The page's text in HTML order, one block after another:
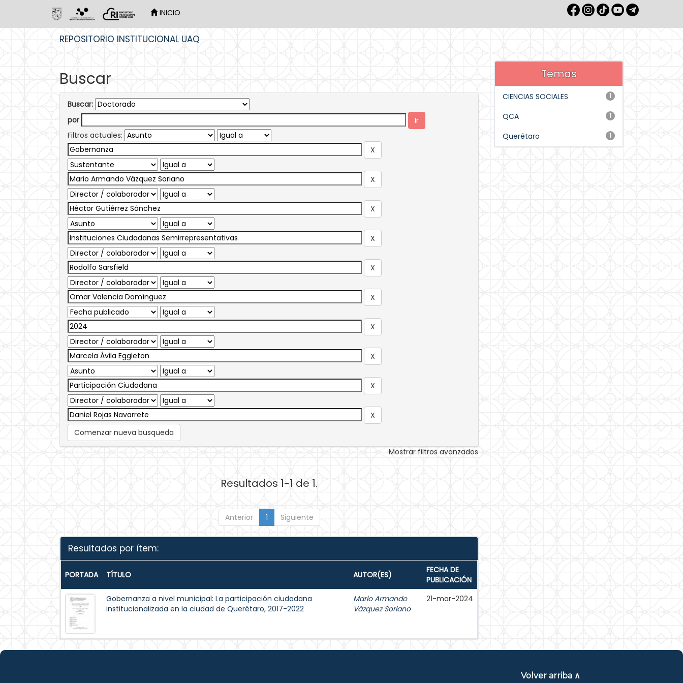
INICIO
REPOSITORIO INSTITUCIONAL UAQ
Buscar
Buscar:
por
Filtros actuales:
Comenzar nueva busqueda
Mostrar filtros avanzados
Resultados 1-1 de 1.
Anterior 1 Siguiente
Resultados por ítem:
PORTADA TÍTULO AUTOR(ES)
FECHA DE
PUBLICACIÓN
Gobernanza a nivel municipal: La participación ciudadana
institucionalizada en la ciudad de Querétaro, 2017-2022
Mario Armando
Vázquez Soriano
21-mar-2024
Temas
1
CIENCIAS SOCIALES
1
QCA
1
Querétaro
Volver arriba ∧